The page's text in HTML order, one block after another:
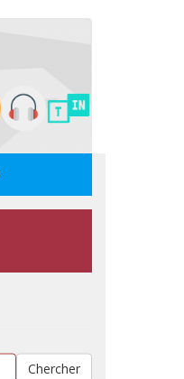
Chercher